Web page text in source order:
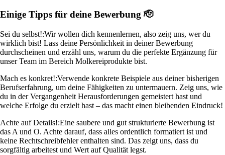
Einige Tipps für deine Bewerbung 🫡
Sei du selbst!:Wir wollen dich kennenlernen, also zeig uns, wer du
wirklich bist! Lass deine Persönlichkeit in deiner Bewerbung
durchscheinen und erzähl uns, warum du die perfekte Ergänzung für
unser Team im Bereich Molkereiprodukte bist.
Mach es konkret!:Verwende konkrete Beispiele aus deiner bisherigen
Berufserfahrung, um deine Fähigkeiten zu untermauern. Zeig uns, wie
du in der Vergangenheit Herausforderungen gemeistert hast und
welche Erfolge du erzielt hast – das macht einen bleibenden Eindruck!
Achte auf Details!:Eine saubere und gut strukturierte Bewerbung ist
das A und O. Achte darauf, dass alles ordentlich formatiert ist und
keine Rechtschreibfehler enthalten sind. Das zeigt uns, dass du
sorgfältig arbeitest und Wert auf Qualität legst.